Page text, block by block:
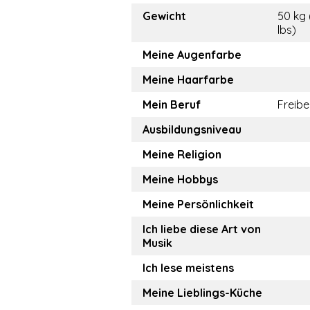
Gewicht
50 kg
lbs)
Meine Augenfarbe
Meine Haarfarbe
Mein Beruf
Ausbildungsniveau
Meine Religion
Meine Hobbys
Meine Persönlichkeit
Ich liebe diese Art von
Musik
Ich lese meistens
Meine Lieblings-Küche